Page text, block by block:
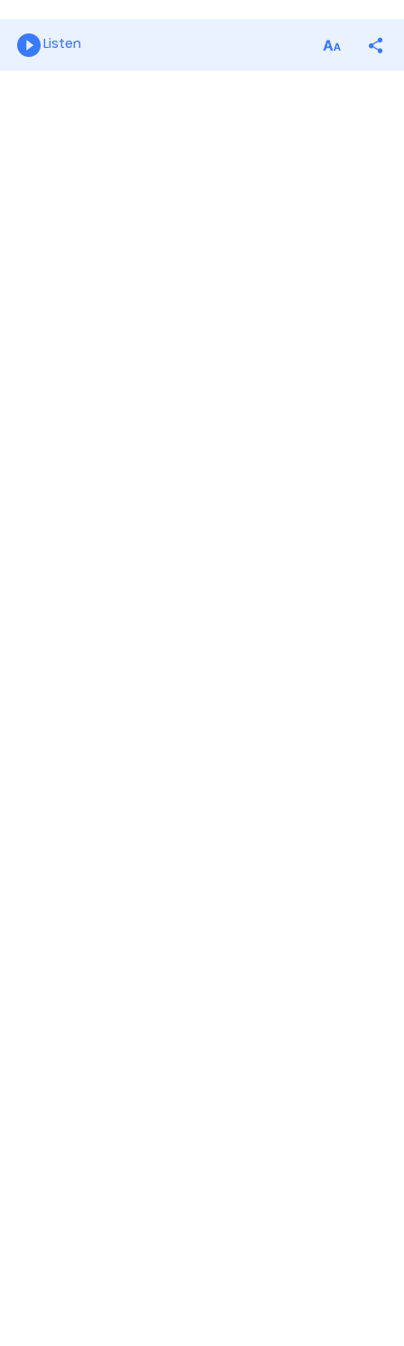
Listen